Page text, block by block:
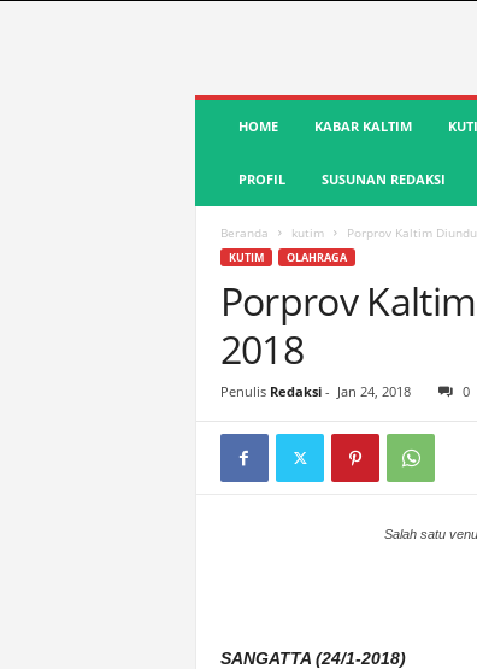
a
HOME KABAR KALTIM
PROFIL SUSUNAN REDAKSI
Beranda kutim Porprov Kaltim
KUTIM OLAHRAGA
Porprov
2018
Penulis Redaksi- Jan 24, 2018 0
Salah satu
SANGATTA (24/1-2018)